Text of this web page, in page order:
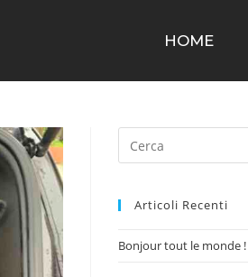
HOME
Articoli Recenti
Bonjour tout le monde !